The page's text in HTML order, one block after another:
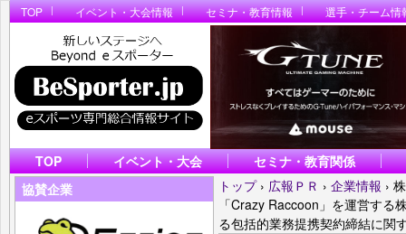
TOP イベント・大会情報 セミナ・教育情報 選手・チーム情
TOP イベント・大会
セミナ・教育関係
協賛企業
トップ › 広報ＰＲ › 企業情報 ›
「Crazy Raccoon」を運営す
る包括的業務提携契約締結に関